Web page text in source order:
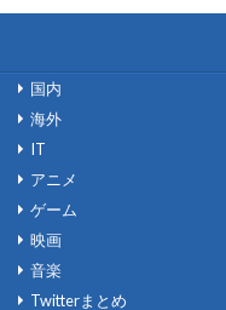
国内
海外
IT
アニメ
ゲーム
映画
音楽
Twitterまとめ